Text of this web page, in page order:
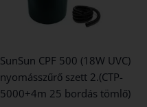
SunSun CPF 500 (18W UVC)
nyomásszűrő szett 2.(CTP-
5000+4m 25 bordás tömlő)